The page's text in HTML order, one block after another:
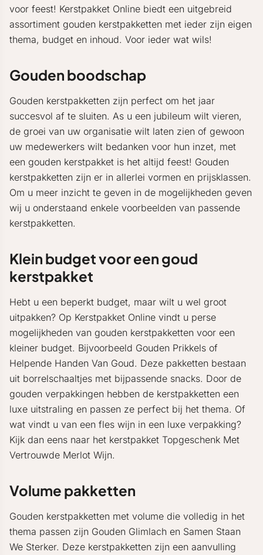
voor feest! Kerstpakket Online biedt een uitgebreid
assortiment gouden kerstpakketten met ieder zijn eigen
thema, budget en inhoud. Voor ieder wat wils!
Gouden boodschap
Gouden kerstpakketten zijn perfect om het jaar
succesvol af te sluiten. As u een jubileum wilt vieren,
de groei van uw organisatie wilt laten zien of gewoon
uw medewerkers wilt bedanken voor hun inzet, met
een gouden kerstpakket is het altijd feest! Gouden
kerstpakketten zijn er in allerlei vormen en prijsklassen.
Om u meer inzicht te geven in de mogelijkheden geven
wij u onderstaand enkele voorbeelden van passende
kerstpakketten.
Klein budget voor een goud
kerstpakket
Hebt u een beperkt budget, maar wilt u wel groot
uitpakken? Op Kerstpakket Online vindt u perse
mogelijkheden van gouden kerstpakketten voor een
kleiner budget. Bijvoorbeeld Gouden Prikkels of
Helpende Handen Van Goud. Deze pakketten bestaan
uit borrelschaaltjes met bijpassende snacks. Door de
gouden verpakkingen hebben de kerstpakketten een
luxe uitstraling en passen ze perfect bij het thema. Of
wat vindt u van een fles wijn in een luxe verpakking?
Kijk dan eens naar het kerstpakket Topgeschenk Met
Vertrouwde Merlot Wijn.
Volume pakketten
Gouden kerstpakketten met volume die volledig in het
thema passen zijn Gouden Glimlach en Samen Staan
We Sterker. Deze kerstpakketten zijn een aanvulling